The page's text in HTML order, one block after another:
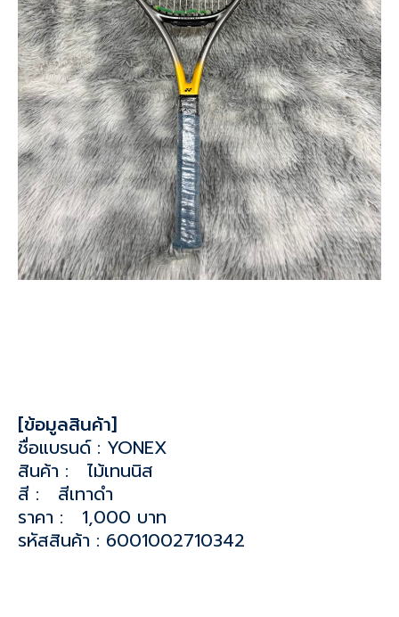
[ข้อมูลสินค้า]
ชื่อแบรนด์ : YONEX
สินค้า : ไม้เทนนิส
สี : สีเทาดำ
ราคา : 1,000 บาท
รหัสสินค้า : 6001002710342